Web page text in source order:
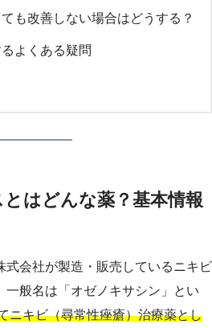
も改善しない場合はどうする？
よくある疑問
はどんな薬？基本情報
式会社が製造・販売しているニキビ
一般名は「オゼノキサシン」とい
ニキビ（尋常性痤瘡）治療薬とし